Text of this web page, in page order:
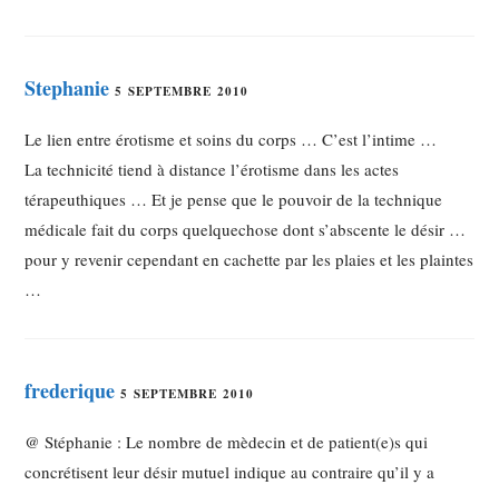
Stephanie 5 SEPTEMBRE 2010
Le lien entre érotisme et soins du corps … C’est l’intime …
La technicité tiend à distance l’érotisme dans les actes
térapeuthiques … Et je pense que le pouvoir de la technique
médicale fait du corps quelquechose dont s’abscente le désir …
pour y revenir cependant en cachette par les plaies et les plaintes
…
frederique 5 SEPTEMBRE 2010
@ Stéphanie : Le nombre de mèdecin et de patient(e)s qui
concrétisent leur désir mutuel indique au contraire qu’il y a